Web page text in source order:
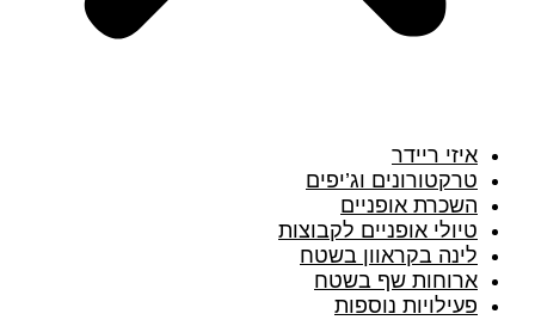
איזי ריידר
טרקטורונים וג’יפים
השכרת אופניים
טיולי אופניים לקבוצות
לינה בקראוון בשטח
ארוחות שף בשטח
פעילויות נוספות